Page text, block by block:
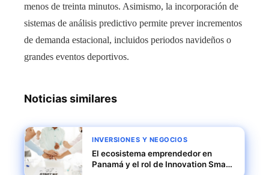
menos de treinta minutos. Asimismo, la incorporación de
sistemas de análisis predictivo permite prever incrementos
de demanda estacional, incluidos periodos navideños o
grandes eventos deportivos.
Noticias similares
INVERSIONES Y NEGOCIOS
El ecosistema emprendedor en
Panamá y el rol de Innovation Smart